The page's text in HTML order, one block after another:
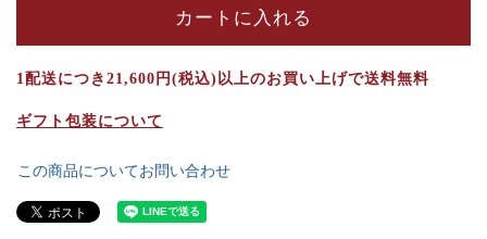
カートに入れる
1配送につき21,600円(税込)以上のお買い上げで送料無料
ギフト包装について
この商品についてお問い合わせ